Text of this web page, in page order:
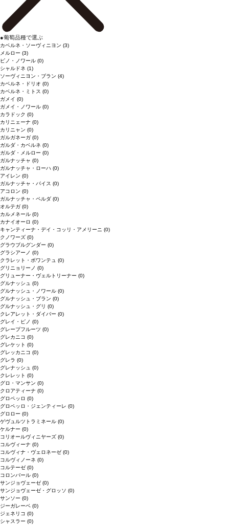
●葡萄品種で選ぶ
カベルネ・ソーヴィニヨン (3)
メルロー (3)
ピノ・ノワール (0)
シャルドネ (1)
ソーヴィニヨン・ブラン (4)
カベルネ・ドリオ (0)
カベルネ・ミトス (0)
ガメイ (0)
ガメイ・ノワール (0)
カラドック (0)
カリニェーナ (0)
カリニャン (0)
ガルガネーガ (0)
ガルダ・カベルネ (0)
ガルダ・メルロー (0)
ガルナッチャ (0)
ガルナッチャ・ローハ (0)
アイレン (0)
ガルナッチャ・パイス (0)
アコロン (0)
ガルナッチャ・ペルダ (0)
オルテガ (0)
カルメネール (0)
カナイオーロ (0)
キャンティーナ・デイ・コッリ・アメリーニ (0)
クノワーズ (0)
グラウブルグンダー (0)
グラシアーノ (0)
クラレット・ボワンテュ (0)
グリニョリーノ (0)
グリューナー・ヴェルトリーナー (0)
グルナッシュ (0)
グルナッシュ・ノワール (0)
グルナッシュ・ブラン (0)
グルナッシュ・グリ (0)
クレアレット・ダイバー (0)
グレイ・ピノ (0)
グレープフルーツ (0)
グレカニコ (0)
グレケット (0)
グレッカニコ (0)
グレラ (0)
グレナッシュ (0)
クレレット (0)
グロ・マンサン (0)
クロアティーナ (0)
グロペッロ (0)
グロペッロ・ジェンティーレ (0)
グロロー (0)
ゲヴュルツトラミネール (0)
ケルナー (0)
コリオールヴィニヤーズ (0)
コルヴィーナ (0)
コルヴィナ・ヴェロネーゼ (0)
コルヴィノーネ (0)
コルテーゼ (0)
コロンバール (0)
サンジョヴェーゼ (0)
サンジョヴェーゼ・グロッソ (0)
サンソー (0)
ジーガレーベ (0)
ジェネリコ (0)
シャスラー (0)